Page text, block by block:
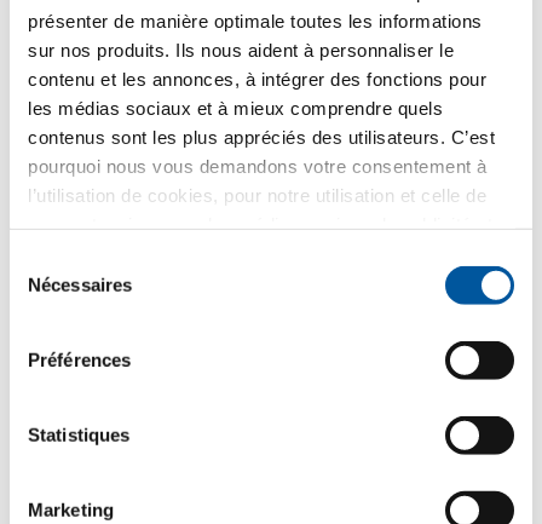
présenter de manière optimale toutes les informations
sur nos produits. Ils nous aident à personnaliser le
contenu et les annonces, à intégrer des fonctions pour
les médias sociaux et à mieux comprendre quels
contenus sont les plus appréciés des utilisateurs. C’est
pourquoi nous vous demandons votre consentement à
l’utilisation de cookies, pour notre utilisation et celle de
ces informations avec d’autres données que vous leur
avez fournies ou qu’ils ont collectées dans le cadre de
Nécessaires
Préférences
Statistiques
Marketing
Fenêtres